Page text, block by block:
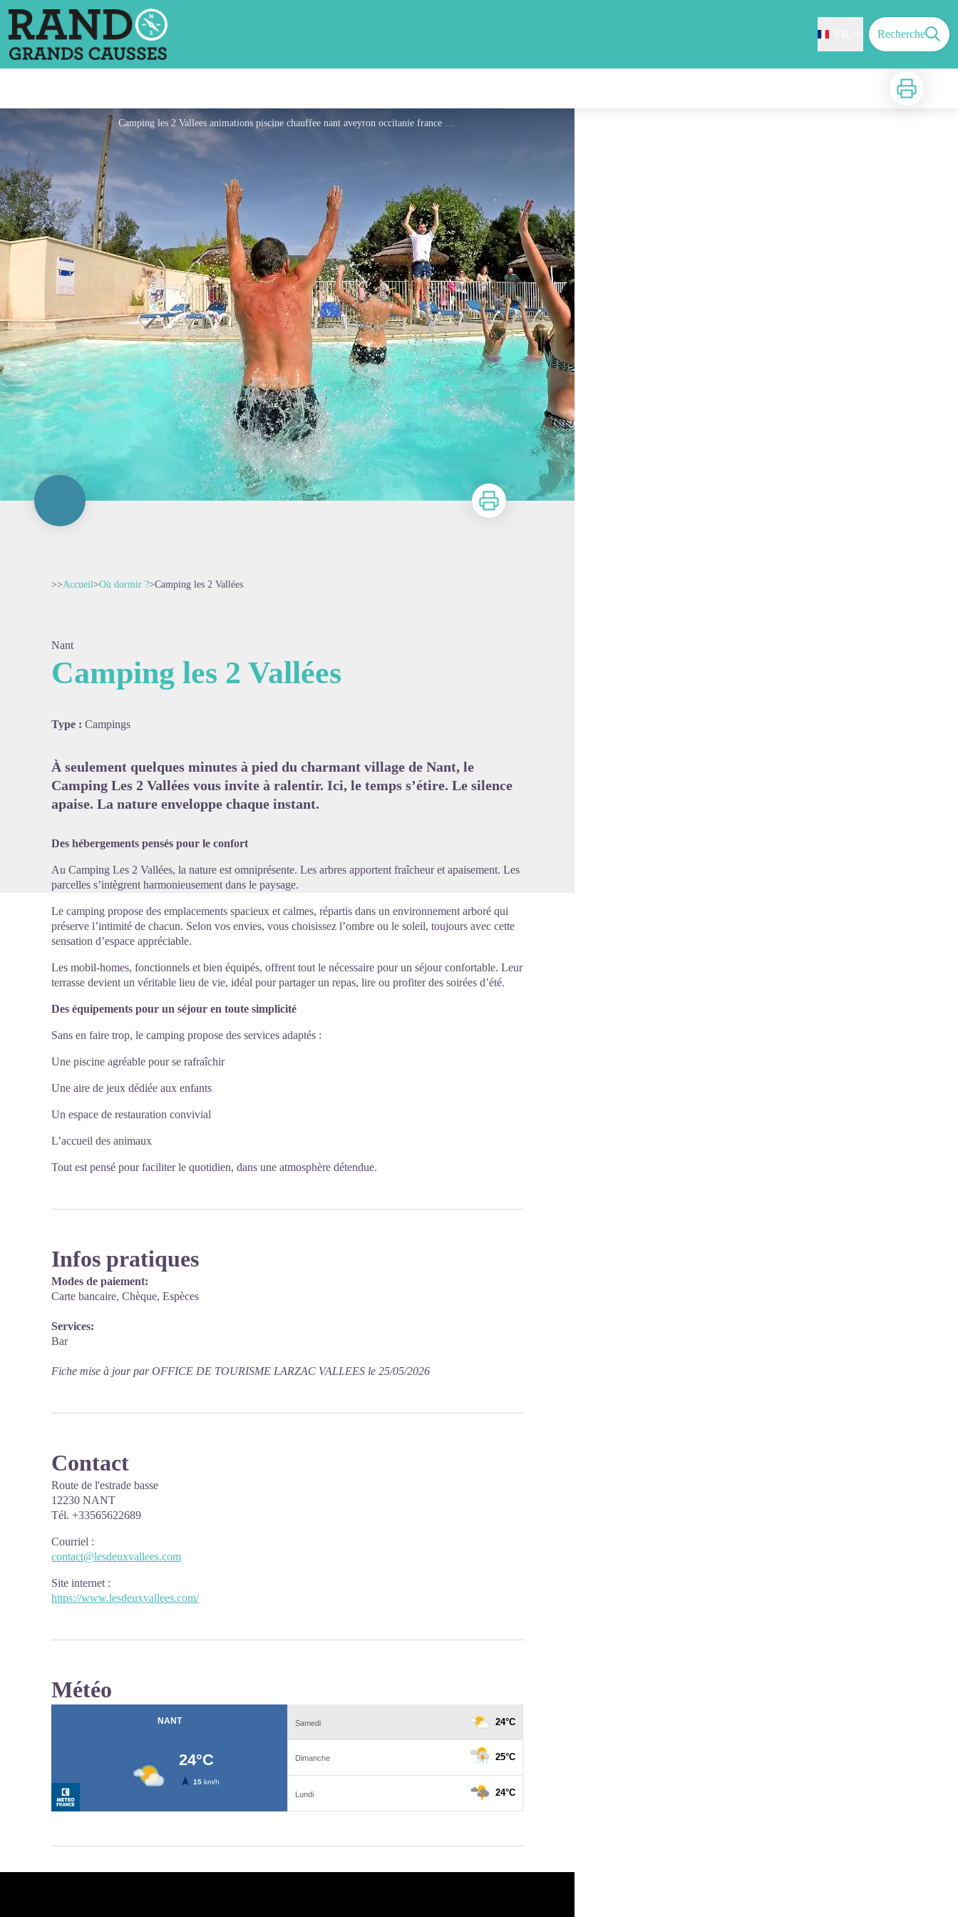
Recherche
Imprimer
Camping les 2 Vallees animations piscine chauffee nant aveyron occitanie france - Camping les 2 Vallees
Imprimer
>>Accueil>Où dormir ?>Camping les 2 Vallées
Nant
Camping les 2 Vallées
Type : Campings
À seulement quelques minutes à pied du charmant village de Nant, le
Camping Les 2 Vallées vous invite à ralentir. Ici, le temps s’étire. Le silence
apaise. La nature enveloppe chaque instant.
Des hébergements pensés pour le confort
Au Camping Les 2 Vallées, la nature est omniprésente. Les arbres apportent fraîcheur et apaisement. Les
parcelles s’intègrent harmonieusement dans le paysage.
Le camping propose des emplacements spacieux et calmes, répartis dans un environnement arboré qui
préserve l’intimité de chacun. Selon vos envies, vous choisissez l’ombre ou le soleil, toujours avec cette
sensation d’espace appréciable.
Les mobil-homes, fonctionnels et bien équipés, offrent tout le nécessaire pour un séjour confortable. Leur
terrasse devient un véritable lieu de vie, idéal pour partager un repas, lire ou profiter des soirées d’été.
Des équipements pour un séjour en toute simplicité
Sans en faire trop, le camping propose des services adaptés :
Une piscine agréable pour se rafraîchir
Une aire de jeux dédiée aux enfants
Un espace de restauration convivial
L’accueil des animaux
Tout est pensé pour faciliter le quotidien, dans une atmosphère détendue.
Infos pratiques
Modes de paiement:
Carte bancaire, Chèque, Espèces
Services:
Bar
Fiche mise à jour par OFFICE DE TOURISME LARZAC VALLEES le 25/05/2026
Contact
Route de l'estrade basse
12230 NANT
Tél. +33565622689
Courriel :
contact@lesdeuxvallees.com
Site internet :
https://www.lesdeuxvallees.com/
Météo